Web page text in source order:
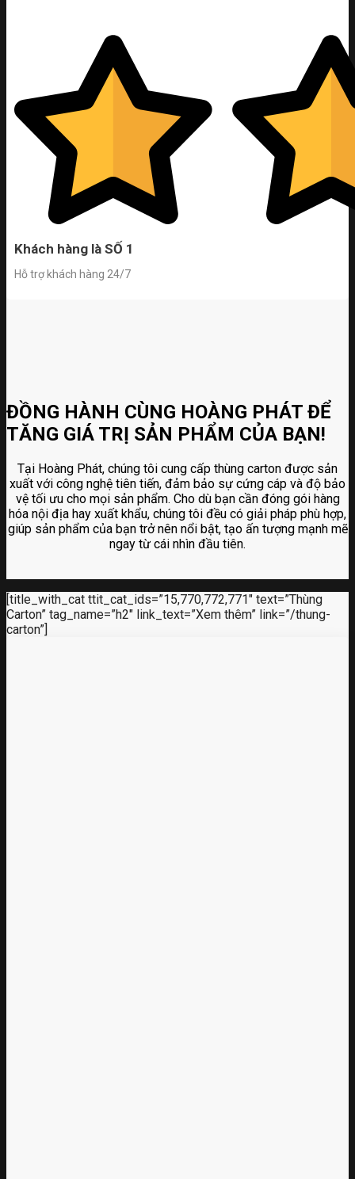
Khách hàng là SỐ 1
Hỗ trợ khách hàng 24/7
ĐỒNG HÀNH CÙNG HOÀNG PHÁT ĐỂ
TĂNG GIÁ TRỊ SẢN PHẨM CỦA BẠN!
Tại Hoàng Phát, chúng tôi cung cấp thùng carton được sản
xuất với công nghệ tiên tiến, đảm bảo sự cứng cáp và độ bảo
vệ tối ưu cho mọi sản phẩm. Cho dù bạn cần đóng gói hàng
hóa nội địa hay xuất khẩu, chúng tôi đều có giải pháp phù hợp,
giúp sản phẩm của bạn trở nên nổi bật, tạo ấn tượng mạnh mẽ
ngay từ cái nhìn đầu tiên.
[title_with_cat ttit_cat_ids=”15,770,772,771″ text=”Thùng
Carton” tag_name=”h2″ link_text=”Xem thêm” link=”/thung-
carton”]